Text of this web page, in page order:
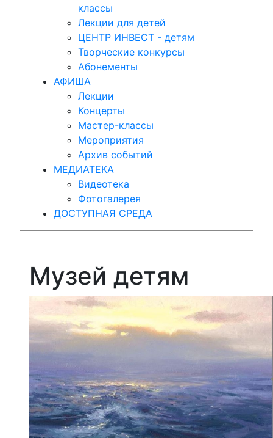
классы
Лекции для детей
ЦЕНТР ИНВЕСТ - детям
Творческие конкурсы
Абонементы
АФИША
Лекции
Концерты
Мастер-классы
Мероприятия
Архив событий
МЕДИАТЕКА
Видеотека
Фотогалерея
ДОСТУПНАЯ СРЕДА
Музей детям